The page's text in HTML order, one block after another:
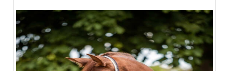
ZOBACZ WIĘCEJ